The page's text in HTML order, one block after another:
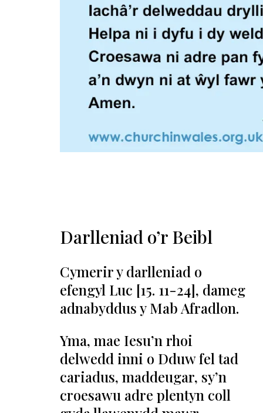
Darlleniad o’r Beibl
Cymerir y darlleniad o
efengyl Luc [15. 11-24], dameg
adnabyddus y Mab Afradlon.
Yma, mae Iesu’n rhoi
delwedd inni o Dduw fel tad
cariadus, maddeugar, sy’n
croesawu adre plentyn coll